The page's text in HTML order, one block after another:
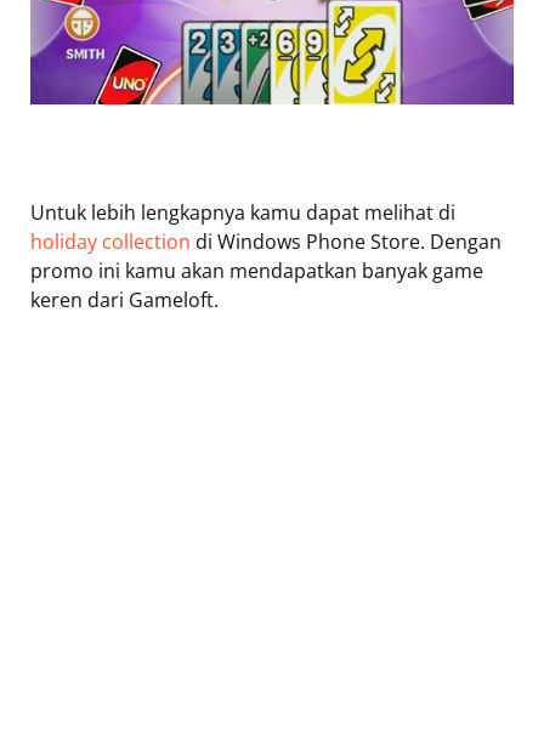
Untuk lebih lengkapnya kamu dapat melihat di
holiday collection di Windows Phone Store. Dengan
promo ini kamu akan mendapatkan banyak game
keren dari Gameloft.